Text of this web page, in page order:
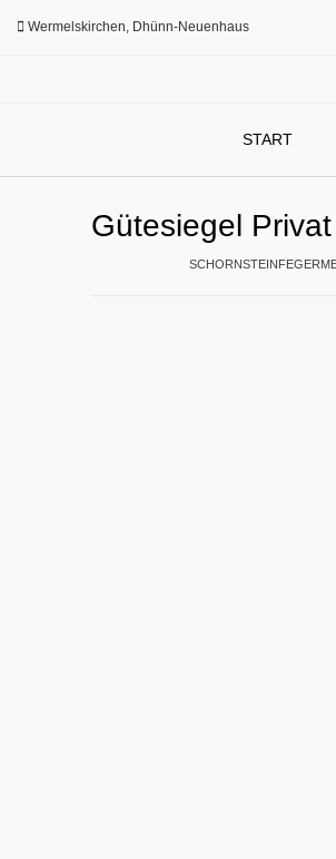
Wermelskirchen, Dhünn-Neuenhaus
START
Gütesiegel Privat